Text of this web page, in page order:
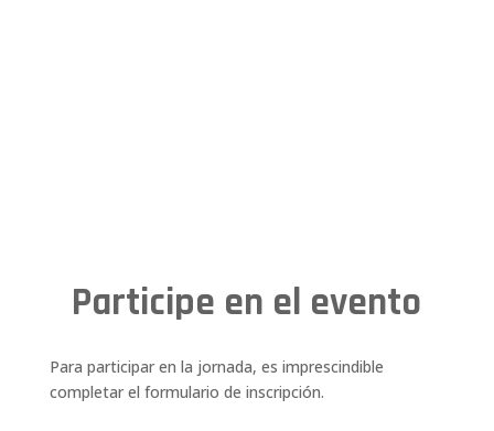
Participe en el evento
Para participar en la jornada, es imprescindible
completar el formulario de inscripción.